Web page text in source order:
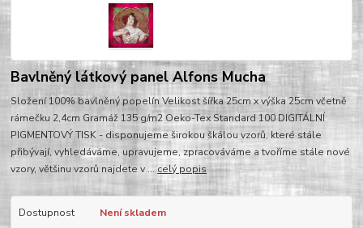
Bavlněný látkový panel Alfons Mucha
Složení 100% bavlněný popelín Velikost šířka 25cm x výška 25cm včetně
rámečku 2,4cm Gramáž 135 g/m2 Oeko-Tex Standard 100 DIGITÁLNÍ
PIGMENTOVÝ TISK - disponujeme širokou škálou vzorů, které stále
přibývají, vyhledáváme, upravujeme, zpracováváme a tvoříme stále nové
vzory, většinu vzorů najdete v ... celý popis
Dostupnost
Není skladem